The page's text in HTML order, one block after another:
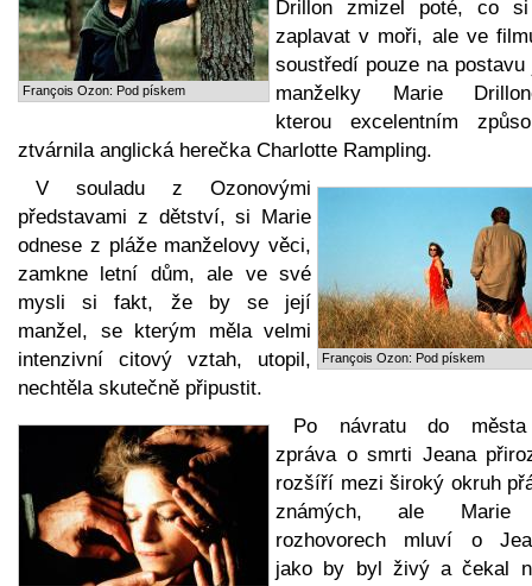
François Ozon: Pod pískem
Drillon zmizel poté, co
zaplavat v moři, ale ve
soustředí pouze na postavu
manželky Marie
kterou excelentním
ztvárnila anglická herečka Charlotte Rampling.
François Ozon: Pod pískem
V souladu z Ozonovými
představami z dětství, si Marie
odnese z pláže manželovy věci,
zamkne letní dům, ale ve své
mysli si fakt, že by se její
manžel, se kterým měla velmi
intenzivní citový vztah, utopil,
nechtěla skutečně připustit.
Po návratu do
zpráva o smrti Jeana
rozšíří mezi široký okruh
známých, ale
rozhovorech mluví o
jako by byl živý a čekal